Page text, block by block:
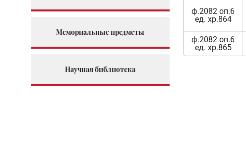
Мемориальные предметы
Научная библиотека
ф.2082 оп.6
ед. хр.864
ф.2082 оп.6
ед. хр.865